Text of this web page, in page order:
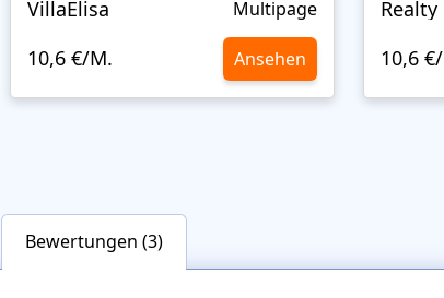
VillaElisa Multipage
10,6 €/M. Ansehen
Realty
10,6
Bewertungen (3)